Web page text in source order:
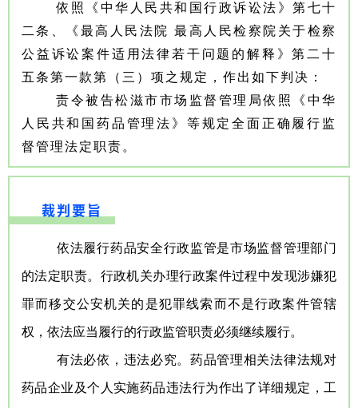
依照《中华人民共和国行政诉讼法》第七十
二条、《最高人民法院 最高人民检察院关于检察
公益诉讼案件适用法律若干问题的解释》第二十
五条第一款第（三）项之规定，作出如下判决：
责令被告松滋市市场监督管理局依照《中华
人民共和国药品管理法》等规定全面正确履行监
督管理法定职责。
裁判要旨
依法履行药品安全行政监管是市场监督管理部门
的法定职责。行政机关办理行政案件过程中发现涉嫌犯
罪而移交公安机关的是犯罪线索而不是行政案件管辖
权，依法应当履行的行政监管职责必须继续履行。
有法必依，违法必究。药品管理相关法律法规对
药品企业及个人实施药品违法行为作出了详细规定， 工